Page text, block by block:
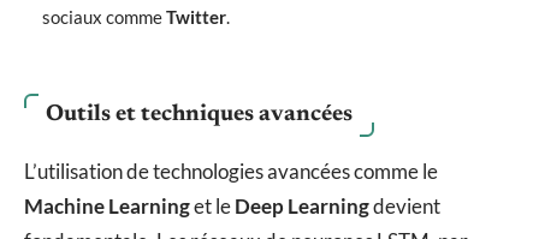
sociaux commeTwitter.
Outils et techniques avancées
L’utilisation de technologies avancées comme le
Machine Learninget leDeep Learningdevient